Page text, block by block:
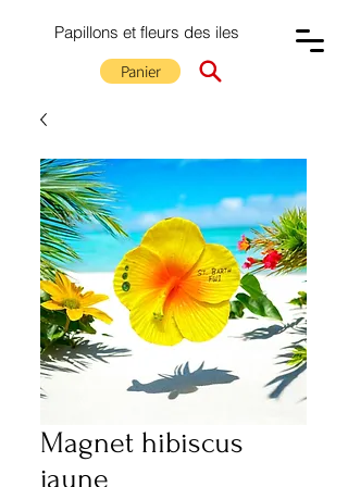
Papillons et fleurs des iles
Panier
Magnet hibiscus
jaune